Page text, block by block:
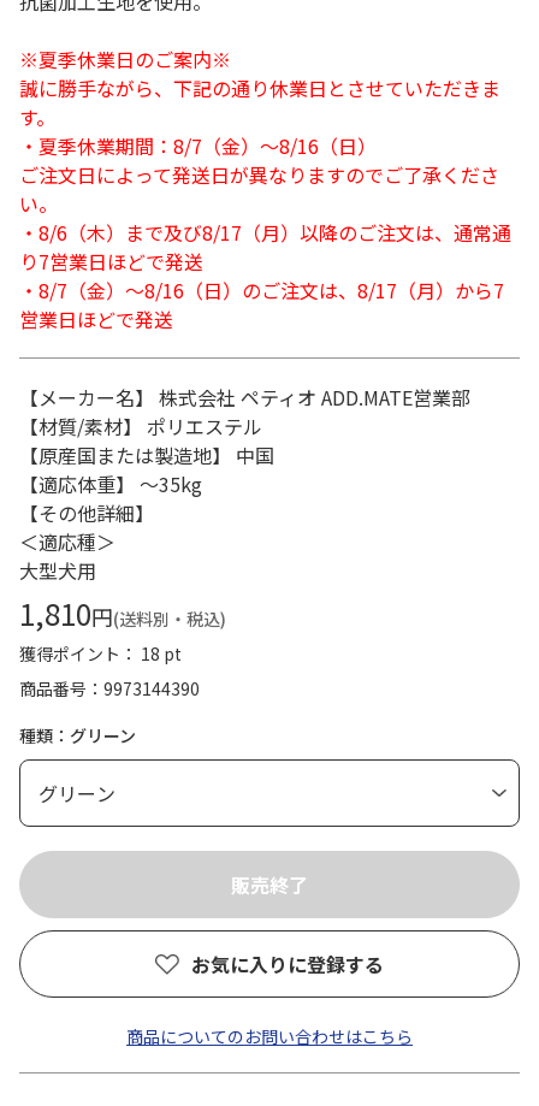
※夏季休業日のご案内※
誠に勝手ながら、下記の通り休業日とさせていただきま
す。
・夏季休業期間：8/7（金）～8/16（日）
ご注文日によって発送日が異なりますのでご了承くださ
い。
・8/6（木）まで及び8/17（月）以降のご注文は、通常通
り7営業日ほどで発送
・8/7（金）～8/16（日）のご注文は、8/17（月）から7
営業日ほどで発送
【メーカー名】 株式会社 ペティオ ADD.MATE営業部
【材質/素材】 ポリエステル
【原産国または製造地】 中国
【適応体重】 ～35kg
【その他詳細】
＜適応種＞
大型犬用
1,810円(送料別・税込)
獲得ポイント： 18 pt
商品番号
9973144390
種類：グリーン
お気に入りに登録する
商品についてのお問い合わせはこちら